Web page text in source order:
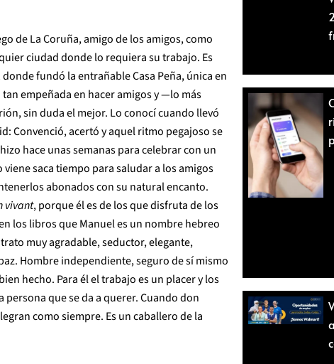
de La Coruña, amigo de los amigos, como
ciudad donde lo requiera su trabajo. Es
fundó la entrañable Casa Peña, única en
empeñada en hacer amigos y —lo más
sin duda el mejor. Lo conocí cuando llevó
Convenció, acertó y aquel ritmo pegajoso se
hace unas semanas para celebrar con un
saca tiempo para saludar a los amigos
abonados con su natural encanto.
vivant, porque él es de los que disfruta de los
los libros que Manuel es un nombre hebreo
muy agradable, seductor, elegante,
Hombre independiente, seguro de sí mismo
hecho. Para él el trabajo es un placer y los
que se da a querer. Cuando don
como siempre. Es un caballero de la